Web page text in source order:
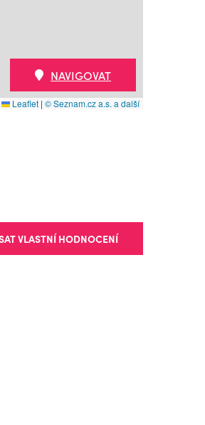
Leaflet | © Seznam.cz a.s. a další
NAVIGOVAT
VLASTNÍ HODNOCENÍ